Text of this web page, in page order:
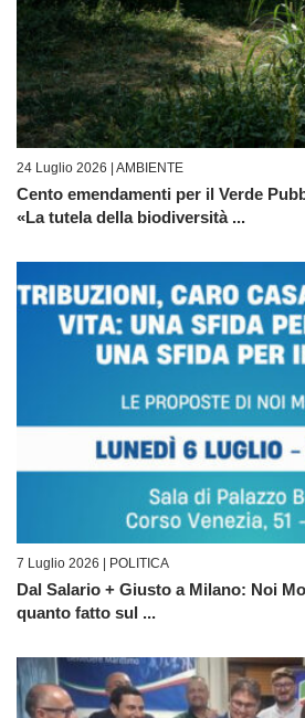
24 Luglio 2026 | AMBIENTE
Cento emendamenti per il Verde
«La tutela della biodiversità ...
7 Luglio 2026 | POLITICA
Dal Salario + Giusto a Milano: Noi
quanto fatto sul ...